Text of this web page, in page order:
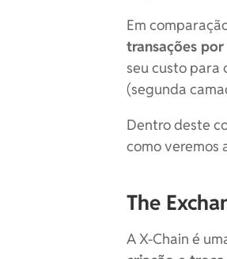
Em
transações
seu custo para
(segunda
Dentro deste
como veremos
The
A X-Chain é